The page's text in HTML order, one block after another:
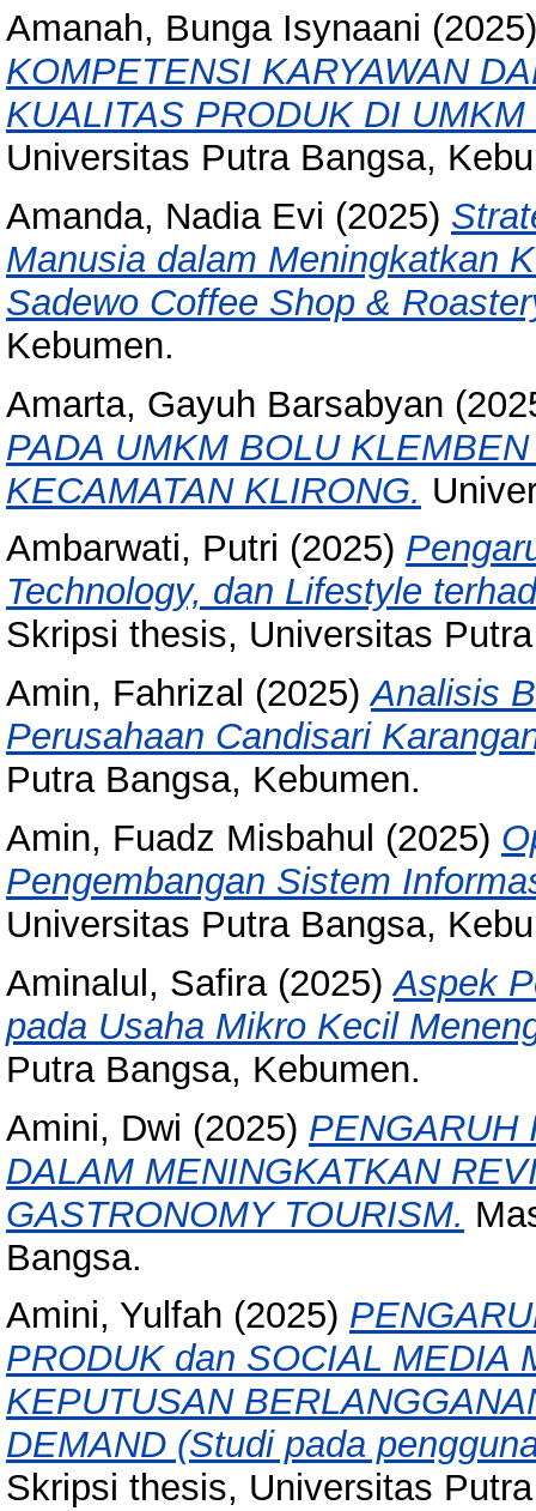
Amanah, Bunga Isynaani
KOMPETENSI KARYAWAN
KUALITAS PRODUK DI
Universitas Putra Bangsa,
Amanda, Nadia Evi (2025)
Manusia dalam Meningkatkan
Sadewo Coffee Shop &
Kebumen.
Amarta, Gayuh Barsabyan
PADA UMKM BOLU
KECAMATAN KLIRONG.
Ambarwati, Putri (2025)
Technology, dan Lifestyle
Skripsi thesis, Universitas
Amin, Fahrizal (2025)Analisis
Perusahaan Candisari
Putra Bangsa, Kebumen.
Amin, Fuadz Misbahul (2025)
Pengembangan Sistem
Universitas Putra Bangsa,
Aminalul, Safira(2025)Aspek
pada Usaha Mikro Kecil
Putra Bangsa, Kebumen.
Amini, Dwi (2025) PENGARUH
DALAM MENINGKATKAN
GASTRONOMY TOURISM.
Bangsa.
Amini, Yulfah (2025)
PRODUK dan SOCIAL MEDIA
KEPUTUSAN
DEMAND (Studi pada
Skripsi thesis, Universitas